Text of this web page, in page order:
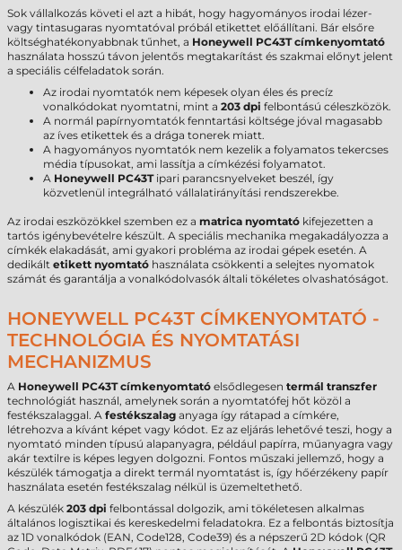
Sok vállalkozás követi el azt a hibát, hogy hagyományos irodai lézer-
vagy tintasugaras nyomtatóval próbál etikettet előállítani. Bár elsőre
költséghatékonyabbnak tűnhet, a Honeywell PC43T címkenyomtató
használata hosszú távon jelentős megtakarítást és szakmai előnyt jelent
a speciális célfeladatok során.
Az irodai nyomtatók nem képesek olyan éles és precíz
vonalkódokat nyomtatni, mint a 203 dpi felbontású céleszközök.
A normál papírnyomtatók fenntartási költsége jóval magasabb
az íves etikettek és a drága tonerek miatt.
A hagyományos nyomtatók nem kezelik a folyamatos tekercses
média típusokat, ami lassítja a címkézési folyamatot.
A Honeywell PC43Tipari parancsnyelveket beszél, így
közvetlenül integrálható vállalatirányítási rendszerekbe.
Az irodai eszközökkel szemben ez a matrica nyomtató kifejezetten a
tartós igénybevételre készült. A speciális mechanika megakadályozza a
címkék elakadását, ami gyakori probléma az irodai gépek esetén. A
dedikált etikett nyomtató használata csökkenti a selejtes nyomatok
számát és garantálja a vonalkódolvasók általi tökéletes olvashatóságot.
HONEYWELL PC43T CÍMKENYOMTATÓ -
TECHNOLÓGIA ÉS NYOMTATÁSI
MECHANIZMUS
A Honeywell PC43T címkenyomtató elsődlegesen termál transzfer
technológiát használ, amelynek során a nyomtatófej hőt közöl a
festékszalaggal. A festékszalag anyaga így rátapad a címkére,
létrehozva a kívánt képet vagy kódot. Ez az eljárás lehetővé teszi, hogy a
nyomtató minden típusú alapanyagra, például papírra, műanyagra vagy
akár textilre is képes legyen dolgozni. Fontos műszaki jellemző, hogy a
készülék támogatja a direkt termál nyomtatást is, így hőérzékeny papír
használata esetén festékszalag nélkül is üzemeltethető.
A készülék 203 dpi felbontással dolgozik, ami tökéletesen alkalmas
általános logisztikai és kereskedelmi feladatokra. Ez a felbontás biztosítja
az 1D vonalkódok (EAN, Code128, Code39) és a népszerű 2D kódok (QR